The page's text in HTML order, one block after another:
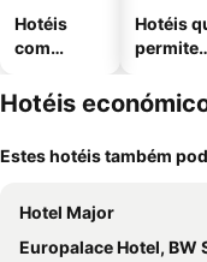
Hotéis
com
Hotéis
Hotéis
Estes hotéis também
Hotel Major
Europalace Hotel, BW Signature